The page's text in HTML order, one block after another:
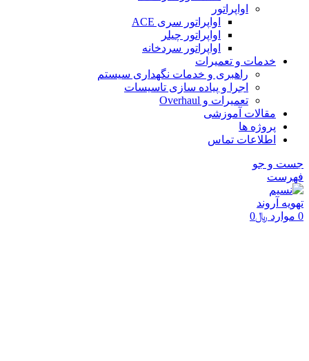
اواپراتور
اواپراتور سری ACE
اواپراتور چیلر
اواپراتور سردخانه
خدمات و تعمیرات
راهبری و خدمات نگهداری سیستم
اجرا و پیاده سازی تاسیسات
تعمیرات و Overhaul
مقالات آموزشی
پروژه ها
اطلاعات تماس
جست و جو
فهرست
0 موارد ﷼0